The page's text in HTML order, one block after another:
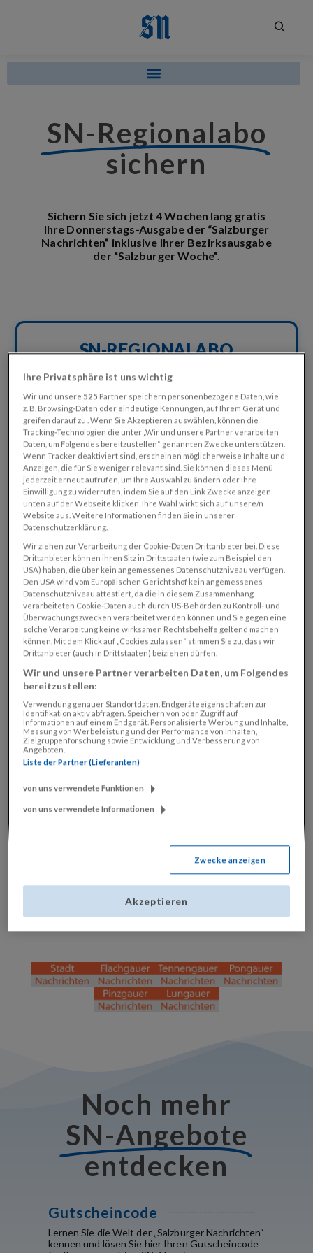
SN-Regionalabo
sichern
Sichern Sie sich jetzt 4 Wochen lang gratis
Ihre Donnerstags-Ausgabe der “Salzburger
Nachrichten” inklusive Ihrer Bezirksausgabe
der “Salzburger Woche”.
SN-REGIONALABO
Abo sichern
Ihre Vorteile:
Donnerstags-Abo inkl. Digitalabo
Jetzt 4 Wochen lang gratis
Ihre Bezirksausgabe der "Salzburger Woche"
KONDITIONEN:
Es gelten dieAGBundAbobedingungender
„Salzburger Nachrichten“. Diese Aktion gilt nur
Abonnements angerechnet werden. Alle
stimme der Speicherung meiner Daten zu
werden. Abonnement endet automatisch nach
4 Wochen. Angebot gültig bis zum
Noch mehr
SN-Angebote
entdecken
Gutscheincode
Lernen Sie die Welt der „Salzburger Nachrichten“
kennen und lösen Sie hier Ihren Gutscheincode
Ihre Privatsphäre ist uns wichtig
Wir und unsere 525 Partner speichern personenbezogene Daten, wie
z. B. Browsing-Daten oder eindeutige Kennungen, auf Ihrem Gerät und
greifen darauf zu . Wenn Sie Akzeptieren auswählen, können die
Tracking-Technologien die unter „Wir und unsere Partner verarbeiten
Daten, um Folgendes bereitzustellen“ genannten Zwecke unterstützen.
Wenn Tracker deaktiviert sind, erscheinen möglicherweise Inhalte und
Anzeigen, die für Sie weniger relevant sind. Sie können dieses Menü
jederzeit erneut aufrufen, um Ihre Auswahl zu ändern oder Ihre
Einwilligung zu widerrufen, indem Sie auf den Link Zwecke anzeigen
unten auf der Webseite klicken. Ihre Wahl wirkt sich auf unsere/n
Website aus. Weitere Informationen finden Sie in unserer
Datenschutzerklärung.
Wir ziehen zur Verarbeitung der Cookie-Daten Drittanbieter bei. Diese
Drittanbieter können ihren Sitz in Drittstaaten (wie zum Beispiel den
USA) haben, die über kein angemessenes Datenschutzniveau verfügen.
Den USA wird vom Europäischen Gerichtshof kein angemessenes
Datenschutzniveau attestiert, da die in diesem Zusammenhang
verarbeiteten Cookie-Daten auch durch US-Behörden zu Kontroll- und
Überwachungszwecken verarbeitet werden können und Sie gegen eine
solche Verarbeitung keine wirksamen Rechtsbehelfe geltend machen
können. Mit dem Klick auf „Cookies zulassen“ stimmen Sie zu, dass wir
Drittanbieter (auch in Drittstaaten) beiziehen dürfen.
Wir und unsere Partner verarbeiten Daten, um Folgendes
bereitzustellen:
Verwendung genauer Standortdaten. Endgeräteeigenschaften zur
Identifikation aktiv abfragen. Speichern von oder Zugriff auf
Informationen auf einem Endgerät. Personalisierte Werbung und Inhalte,
Messung von Werbeleistung und der Performance von Inhalten,
Zielgruppenforschung sowie Entwicklung und Verbesserung von
Angeboten.
Liste der Partner (Lieferanten)
von uns verwendete Funktionen
von uns verwendete Informationen
Zwecke anzeigen
Akzeptieren